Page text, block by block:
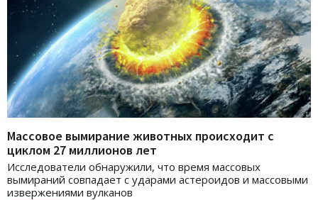
Массовое вымирание животных происходит с
циклом 27 миллионов лет
Исследователи обнаружили, что время массовых
вымираний совпадает с ударами астероидов и массовыми
извержениями вулканов